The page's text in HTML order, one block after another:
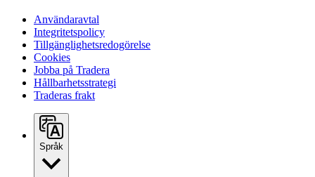
Användaravtal
Integritetspolicy
Tillgänglighetsredogörelse
Cookies
Jobba på Tradera
Hållbarhetsstrategi
Traderas frakt
Språk